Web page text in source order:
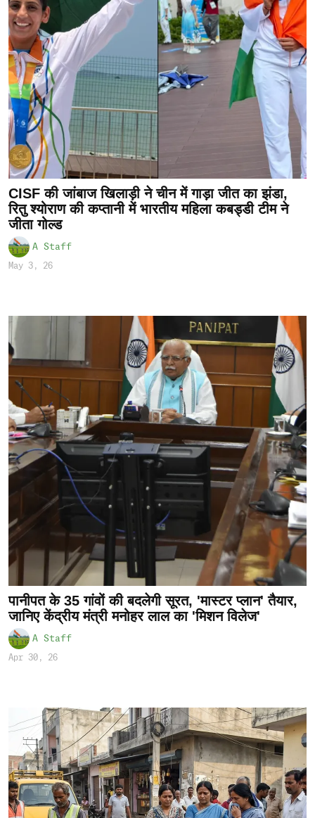
CISF की जांबाज खिलाड़ी ने चीन में गाड़ा जीत का झंडा,
रितु श्योराण की कप्तानी में भारतीय महिला कबड्डी टीम ने
जीता गोल्ड
A Staff
May 3, 26
पानीपत के 35 गांवों की बदलेगी सूरत, 'मास्टर प्लान' तैयार,
जानिए केंद्रीय मंत्री मनोहर लाल का 'मिशन विलेज'
A Staff
Apr 30, 26